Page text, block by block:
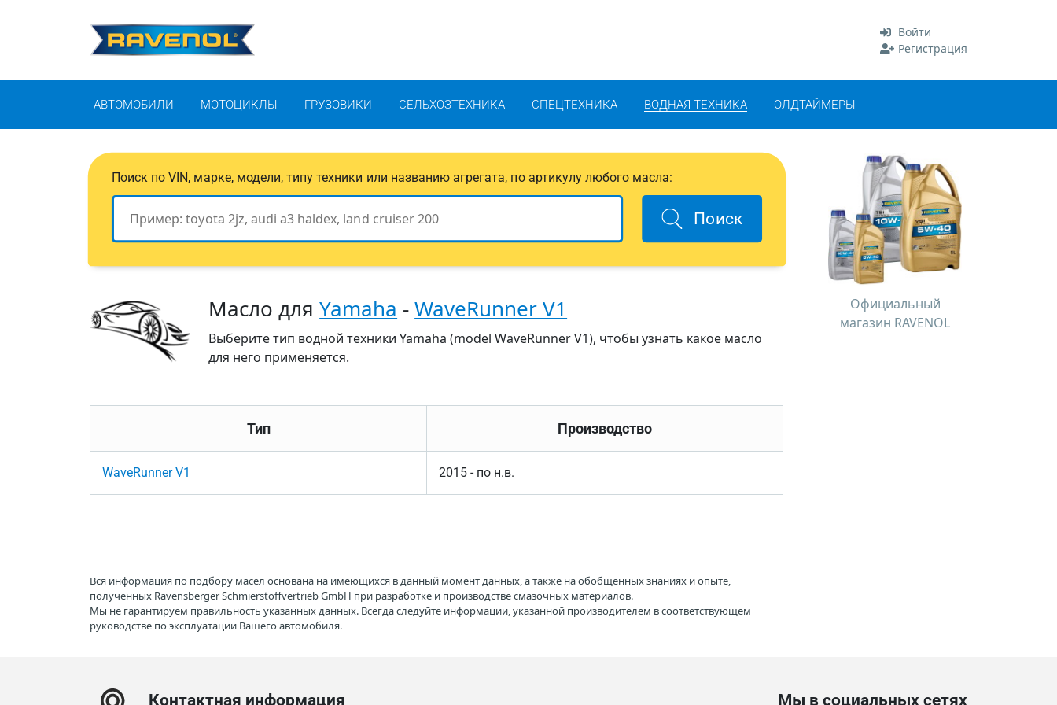
Войти
Регистрация
АВТОМОБИЛИ МОТОЦИКЛЫ ГРУЗОВИКИ СЕЛЬХОЗТЕХНИКА СПЕЦТЕХНИКА ВОДНАЯ ТЕХНИКА ОЛДТАЙМЕРЫ
Поиск по VIN, марке, модели, типу техники или названию агрегата, по артикулу любого масла:
Поиск
Масло дляYamaha -WaveRunner V1
Выберите тип водной техники Yamaha (model WaveRunner V1), чтобы узнать какое масло
для него применяется.
Тип Производство
WaveRunner V1 2015 - по н.в.
Официальный
магазин RAVENOL
Вся информация по подбору масел основана на имеющихся в данный момент данных, а также на обобщенных знаниях и опыте,
полученных Ravensberger Schmierstoffvertrieb GmbH при разработке и производстве смазочных материалов.
Мы не гарантируем правильность указанных данных. Всегда следуйте информации, указанной производителем в соответствующем
руководстве по эксплуатации Вашего автомобиля.
Контактная информация Мы в социальных сетях